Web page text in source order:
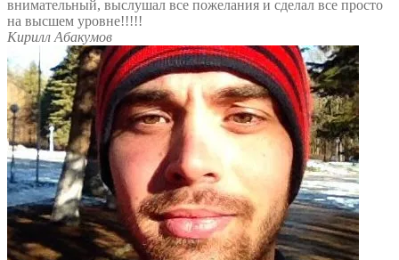
внимательный, выслушал все пожелания и сделал все просто
на высшем уровне!!!!!
Кирилл Абакумов